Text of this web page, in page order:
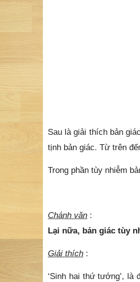
Sau là giải thích bản
tịnh bản giác. Từ trên
Trong phần tùy nhiễm
Chánh văn :
Lại nữa, bản giác tùy
Giải thích :
‘Sinh hai thứ tướng’, là